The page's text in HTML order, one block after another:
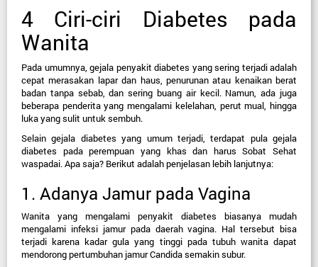
4 Ciri-ciri Diabetes pada
Wanita
Pada umumnya, gejala penyakit diabetes yang sering terjadi adalah
cepat merasakan lapar dan haus, penurunan atau kenaikan berat
badan tanpa sebab, dan sering buang air kecil. Namun, ada juga
beberapa penderita yang mengalami kelelahan, perut mual, hingga
luka yang sulit untuk sembuh.
Selain gejala diabetes yang umum terjadi, terdapat pula gejala
diabetes pada perempuan yang khas dan harus Sobat Sehat
waspadai. Apa saja? Berikut adalah penjelasan lebih lanjutnya:
1. Adanya Jamur pada Vagina
Wanita yang mengalami penyakit diabetes biasanya mudah
mengalami infeksi jamur pada daerah vagina. Hal tersebut bisa
terjadi karena kadar gula yang tinggi pada tubuh wanita dapat
mendorong pertumbuhan jamur Candida semakin subur.